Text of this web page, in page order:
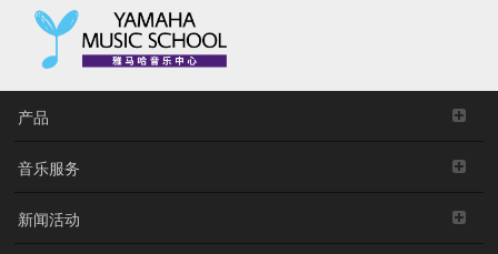
产品
音乐服务
新闻活动